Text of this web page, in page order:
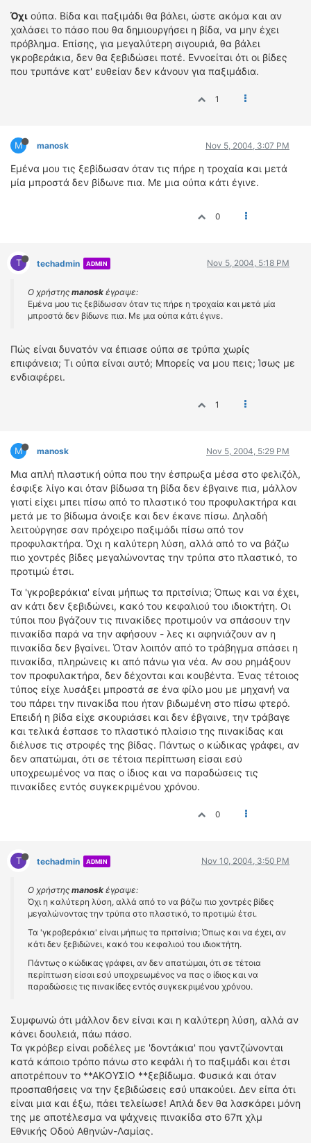
Όχι ούπα. Βίδα και παξιμάδι θα βάλει, ώστε ακόμα και αν
χαλάσει το πάσο που θα δημιουργήσει η βίδα, να μην έχει
πρόβλημα. Επίσης, για μεγαλύτερη σιγουριά, θα βάλει
γκροβεράκια, δεν θα ξεβιδώσει ποτέ. Εννοείται ότι οι βίδες
που τρυπάνε κατ' ευθείαν δεν κάνουν για παξιμάδια.
1
M manosk Nov 5, 2004, 3:07 PM
Εμένα μου τις ξεβίδωσαν όταν τις πήρε η τροχαία και μετά
μία μπροστά δεν βίδωνε πια. Με μια ούπα κάτι έγινε.
0
T techadmin ADMIN Nov 5, 2004, 5:18 PM
Ο χρήστης manosk έγραψε:
Εμένα μου τις ξεβίδωσαν όταν τις πήρε η τροχαία και μετά μία
μπροστά δεν βίδωνε πια. Με μια ούπα κάτι έγινε.
Πώς είναι δυνατόν να έπιασε ούπα σε τρύπα χωρίς
επιφάνεια; Τι ούπα είναι αυτό; Μπορείς να μου πεις; Ίσως με
ενδιαφέρει.
1
M manosk Nov 5, 2004, 5:29 PM
Μια απλή πλαστική ούπα που την έσπρωξα μέσα στο φελιζόλ,
έσφιξε λίγο και όταν βίδωσα τη βίδα δεν έβγαινε πια, μάλλον
γιατί είχει μπει πίσω από το πλαστικό του προφυλακτήρα και
μετά με το βίδωμα άνοιξε και δεν έκανε πίσω. Δηλαδή
λειτούργησε σαν πρόχειρο παξιμάδι πίσω από τον
προφυλακτήρα. Όχι η καλύτερη λύση, αλλά από το να βάζω
πιο χοντρές βίδες μεγαλώνοντας την τρύπα στο πλαστικό, το
προτιμώ έτσι.
Τα 'γκροβεράκια' είναι μήπως τα πριτσίνια; Όπως και να έχει,
αν κάτι δεν ξεβιδώνει, κακό του κεφαλιού του ιδιοκτήτη. Οι
τύποι που βγάζουν τις πινακίδες προτιμούν να σπάσουν την
πινακίδα παρά να την αφήσουν - λες κι αφηνιάζουν αν η
πινακίδα δεν βγαίνει. Όταν λοιπόν από το τράβηγμα σπάσει η
πινακίδα, πληρώνεις κι από πάνω για νέα. Αν σου ρημάξουν
τον προφυλακτήρα, δεν δέχονται και κουβέντα. Ένας τέτοιος
τύπος είχε λυσάξει μπροστά σε ένα φίλο μου με μηχανή να
του πάρει την πινακίδα που ήταν βιδωμένη στο πίσω φτερό.
Επειδή η βίδα είχε σκουριάσει και δεν έβγαινε, την τράβαγε
και τελικά έσπασε το πλαστικό πλαίσιο της πινακίδας και
διέλυσε τις στροφές της βίδας. Πάντως ο κώδικας γράφει, αν
δεν απατώμαι, ότι σε τέτοια περίπτωση είσαι εσύ
υποχρεωμένος να πας ο ίδιος και να παραδώσεις τις
πινακίδες εντός συγκεκριμένου χρόνου.
0
T techadmin ADMIN Nov 10, 2004, 3:50 PM
Ο χρήστης manosk έγραψε:
Όχι η καλύτερη λύση, αλλά από το να βάζω πιο χοντρές βίδες
μεγαλώνοντας την τρύπα στο πλαστικό, το προτιμώ έτσι.
Τα 'γκροβεράκια' είναι μήπως τα πριτσίνια; Όπως και να έχει, αν
κάτι δεν ξεβιδώνει, κακό του κεφαλιού του ιδιοκτήτη.
Πάντως ο κώδικας γράφει, αν δεν απατώμαι, ότι σε τέτοια
περίπτωση είσαι εσύ υποχρεωμένος να πας ο ίδιος και να
παραδώσεις τις πινακίδες εντός συγκεκριμένου χρόνου.
Συμφωνώ ότι μάλλον δεν είναι και η καλύτερη λύση, αλλά αν
κάνει δουλειά, πάω πάσο.
Τα γκρόβερ είναι ροδέλες με 'δοντάκια' που γαντζώνονται
κατά κάποιο τρόπο πάνω στο κεφάλι ή το παξιμάδι και έτσι
αποτρέπουν το **ΑΚΟΥΣΙΟ **ξεβίδωμα. Φυσικά και όταν
προσπαθήσεις να την ξεβιδώσεις εσύ υπακούει. Δεν είπα ότι
είναι μια και έξω, πάει τελείωσε! Απλά δεν θα λασκάρει μόνη
της με αποτέλεσμα να ψάχνεις πινακίδα στο 67π χλμ
Εθνικής Οδού Αθηνών-Λαμίας.